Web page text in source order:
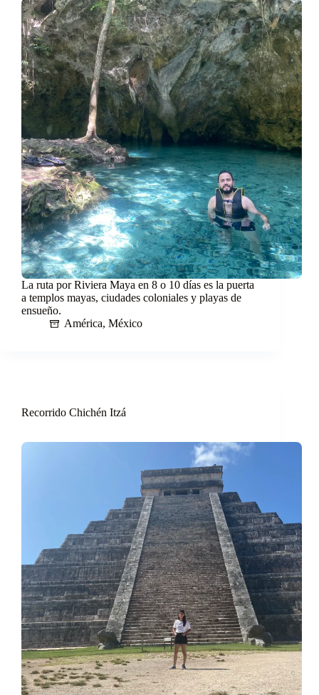
La ruta por Riviera Maya en 8 o 10 días es la puerta
a templos mayas, ciudades coloniales y playas de
ensueño.
América, México
Recorrido Chichén Itzá